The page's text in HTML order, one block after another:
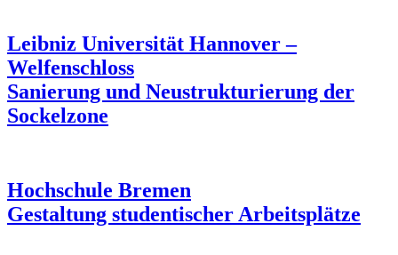
Leibniz Universität Hannover –
Welfenschloss
Sanierung und Neustrukturierung der
Sockelzone
Hochschule Bremen
Gestaltung studentischer Arbeitsplätze